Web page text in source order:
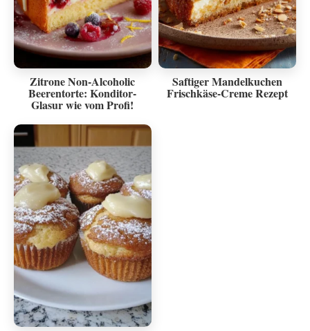
Zitrone Non-Alcoholic
Beerentorte: Konditor-
Glasur wie vom Profi!
Saftiger Mandelkuchen
Frischkäse-Creme Rezept